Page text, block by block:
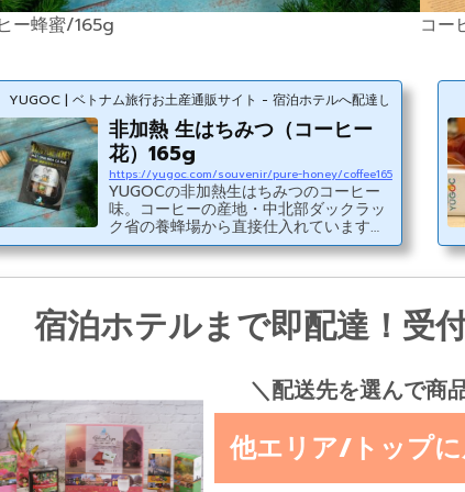
ー蜂蜜/165g コー
YUGOC | ベトナム旅行お土産通販サイト - 宿泊ホテルへ配達します
非加熱 生はちみつ（コーヒー
花）165g
https://yugoc.com/souvenir/pure-honey/coffee165
YUGOCの非加熱生はちみつのコーヒー
味。コーヒーの産地・中北部ダックラッ
ク省の養蜂場から直接仕入れています。
コーヒー花のはちみつ詳細情報商品名生
はちみつ（コーヒー花）容量165g×1個原
材料はちみつ賞味期限パッケージに記載
みつです。40度以上に熱するとはちみつ
に含まれる大切な栄養素が破壊されてし
まいます。・結晶化した場合は40度以下
るため気泡が発生する場合がございます
が、品質に影響はありません。・酵素が
生きているため、年月とともに色や...
宿泊ホテルまで即配達！受
＼配送先を選んで商
他エリア/トップ